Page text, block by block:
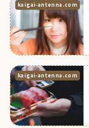
kaigai-antenna.com
kaigai-antenna.com